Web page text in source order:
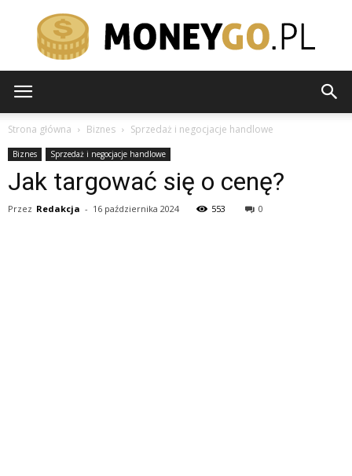
Strona główna Biznes Sprzedaż i negocjacje handlowe
Biznes Sprzedaż i negocjacje handlowe
Jak targować się o cenę?
Przez Redakcja - 16 października 2024 553 0